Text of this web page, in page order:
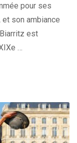
pour ses
son ambiance
est
…